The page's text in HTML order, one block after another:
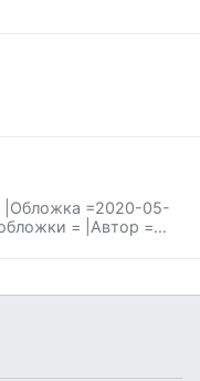
|Обложка =2020-05-
= |Автор =